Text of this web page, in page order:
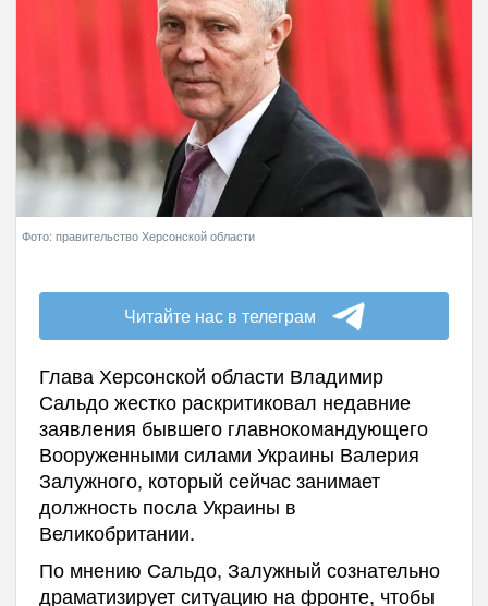
Фото: правительство Херсонской области
Читайте нас в телеграм
Глава Херсонской области Владимир
Сальдо жестко раскритиковал недавние
заявления бывшего главнокомандующего
Вооруженными силами Украины Валерия
Залужного, который сейчас занимает
должность посла Украины в
Великобритании.
По мнению Сальдо, Залужный сознательно
драматизирует ситуацию на фронте, чтобы